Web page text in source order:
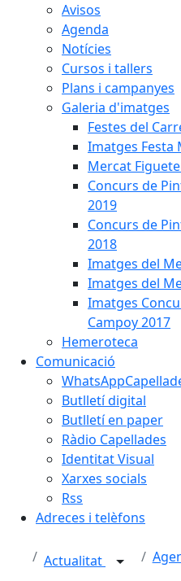
Avisos
Agenda
Notícies
Cursos i tallers
Plans i campanyes
Galeria d'imatges
Festes del
Imatges Festa
Mercat
Concurs de
2019
Concurs de
2018
Imatges del
Imatges del
Imatges
Campoy 2017
Hemeroteca
Comunicació
Butlletí digital
Butlletí en paper
Ràdio Capellades
Identitat Visual
Xarxes socials
Rss
Adreces i telèfons
Actualitat